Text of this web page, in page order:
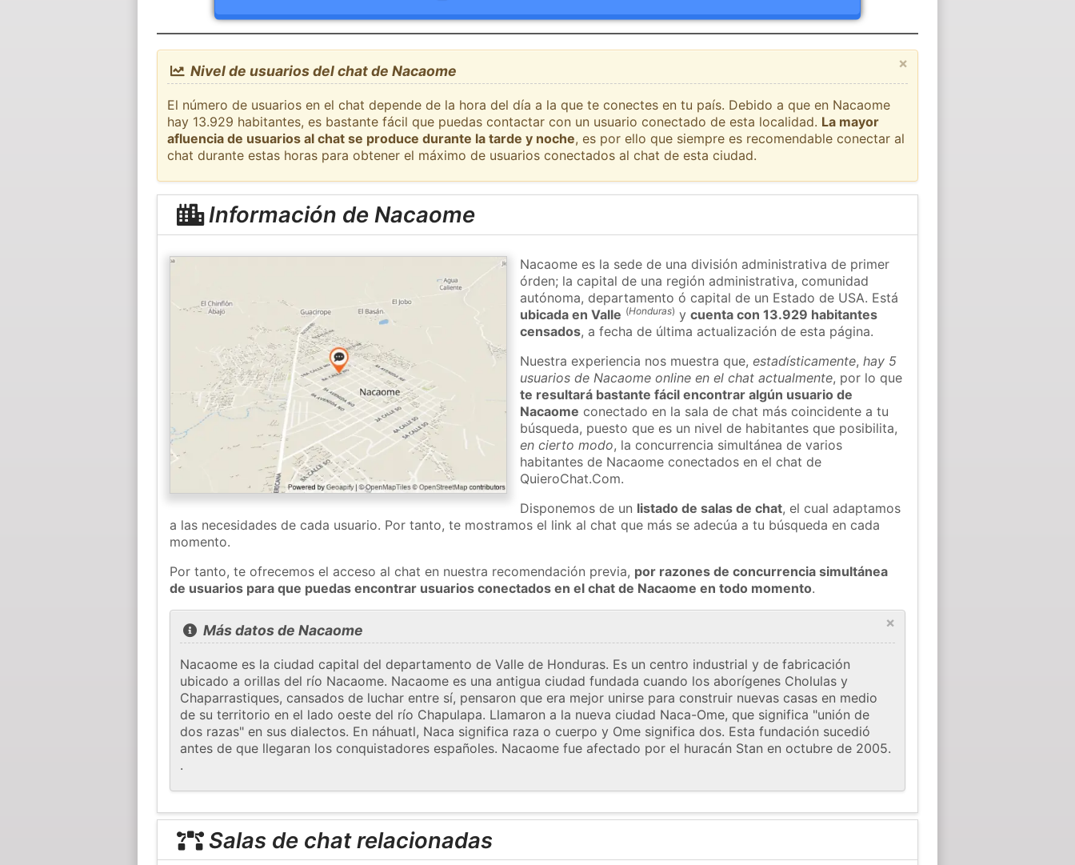
×
Nivel de usuarios del chat de Nacaome
El número de usuarios en el chat depende de la hora del día a la que te conectes en tu país. Debido a que en Nacaome
hay 13.929 habitantes, es bastante fácil que puedas contactar con un usuario conectado de esta localidad. La mayor
afluencia de usuarios al chat se produce durante la tarde y noche, es por ello que siempre es recomendable conectar al
chat durante estas horas para obtener el máximo de usuarios conectados al chat de esta ciudad.
Información de Nacaome
Nacaome es la sede de una división administrativa de primer
órden; la capital de una región administrativa, comunidad
autónoma, departamento ó capital de un Estado de USA. Está
ubicada en Valle (Honduras) ycuenta con 13.929 habitantes
censados, a fecha de última actualización de esta página.
Nuestra experiencia nos muestra que,estadísticamente,hay 5
usuarios de Nacaome online en el chat actualmente, por lo que
te resultará bastante fácil encontrar algún usuario de
Nacaome conectado en la sala de chat más coincidente a tu
búsqueda, puesto que es un nivel de habitantes que posibilita,
en cierto modo, la concurrencia simultánea de varios
habitantes de Nacaome conectados en el chat de
QuieroChat.Com.
Disponemos de un listado de salas de chat, el cual adaptamos
a las necesidades de cada usuario. Por tanto, te mostramos el link al chat que más se adecúa a tu búsqueda en cada
momento.
Por tanto, te ofrecemos el acceso al chat en nuestra recomendación previa, por razones de concurrencia simultánea
de usuarios para que puedas encontrar usuarios conectados en el chat de Nacaome en todo momento.
×
Más datos de Nacaome
Nacaome es la ciudad capital del departamento de Valle de Honduras. Es un centro industrial y de fabricación
ubicado a orillas del río Nacaome. Nacaome es una antigua ciudad fundada cuando los aborígenes Cholulas y
Chaparrastiques, cansados ​​de luchar entre sí, pensaron que era mejor unirse para construir nuevas casas en medio
de su territorio en el lado oeste del río Chapulapa. Llamaron a la nueva ciudad Naca-Ome, que significa "unión de
dos razas" en sus dialectos. En náhuatl, Naca significa raza o cuerpo y Ome significa dos. Esta fundación sucedió
antes de que llegaran los conquistadores españoles. Nacaome fue afectado por el huracán Stan en octubre de 2005.
.
Salas de chat relacionadas